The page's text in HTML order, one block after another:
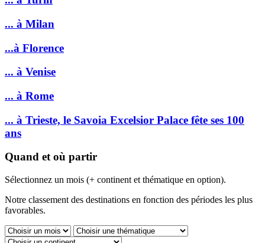
... à Milan
...à Florence
... à Venise
... à Rome
... à Trieste, le Savoia Excelsior Palace fête ses 100
ans
Quand et où partir
Sélectionnez un mois (+ continent et thématique en option).
Notre classement des destinations en fonction des périodes les plus
favorables.